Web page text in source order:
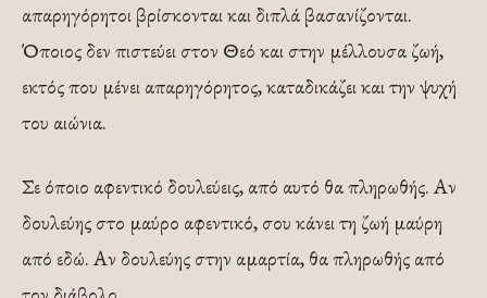
απαρηγόρητοι βρίσκονται και διπλά βασανίζονται.
Όποιος δεν πιστεύει στον Θεό και στην μέλλουσα ζωή,
εκτός που μένει απαρηγόρητος, καταδικάζει και την ψυχή
του αιώνια.
Σε όποιο αφεντικό δουλεύεις, από αυτό θα πληρωθής. Αν
δουλεύης στο μαύρο αφεντικό, σου κάνει τη ζωή μαύρη
από εδώ. Αν δουλεύης στην αμαρτία, θα πληρωθής από